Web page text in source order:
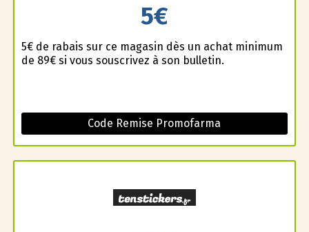
5€
5€ de rabais sur ce magasin dès un achat minimum
de 89€ si vous souscrivez à son bulletin.
Code Remise Promofarma